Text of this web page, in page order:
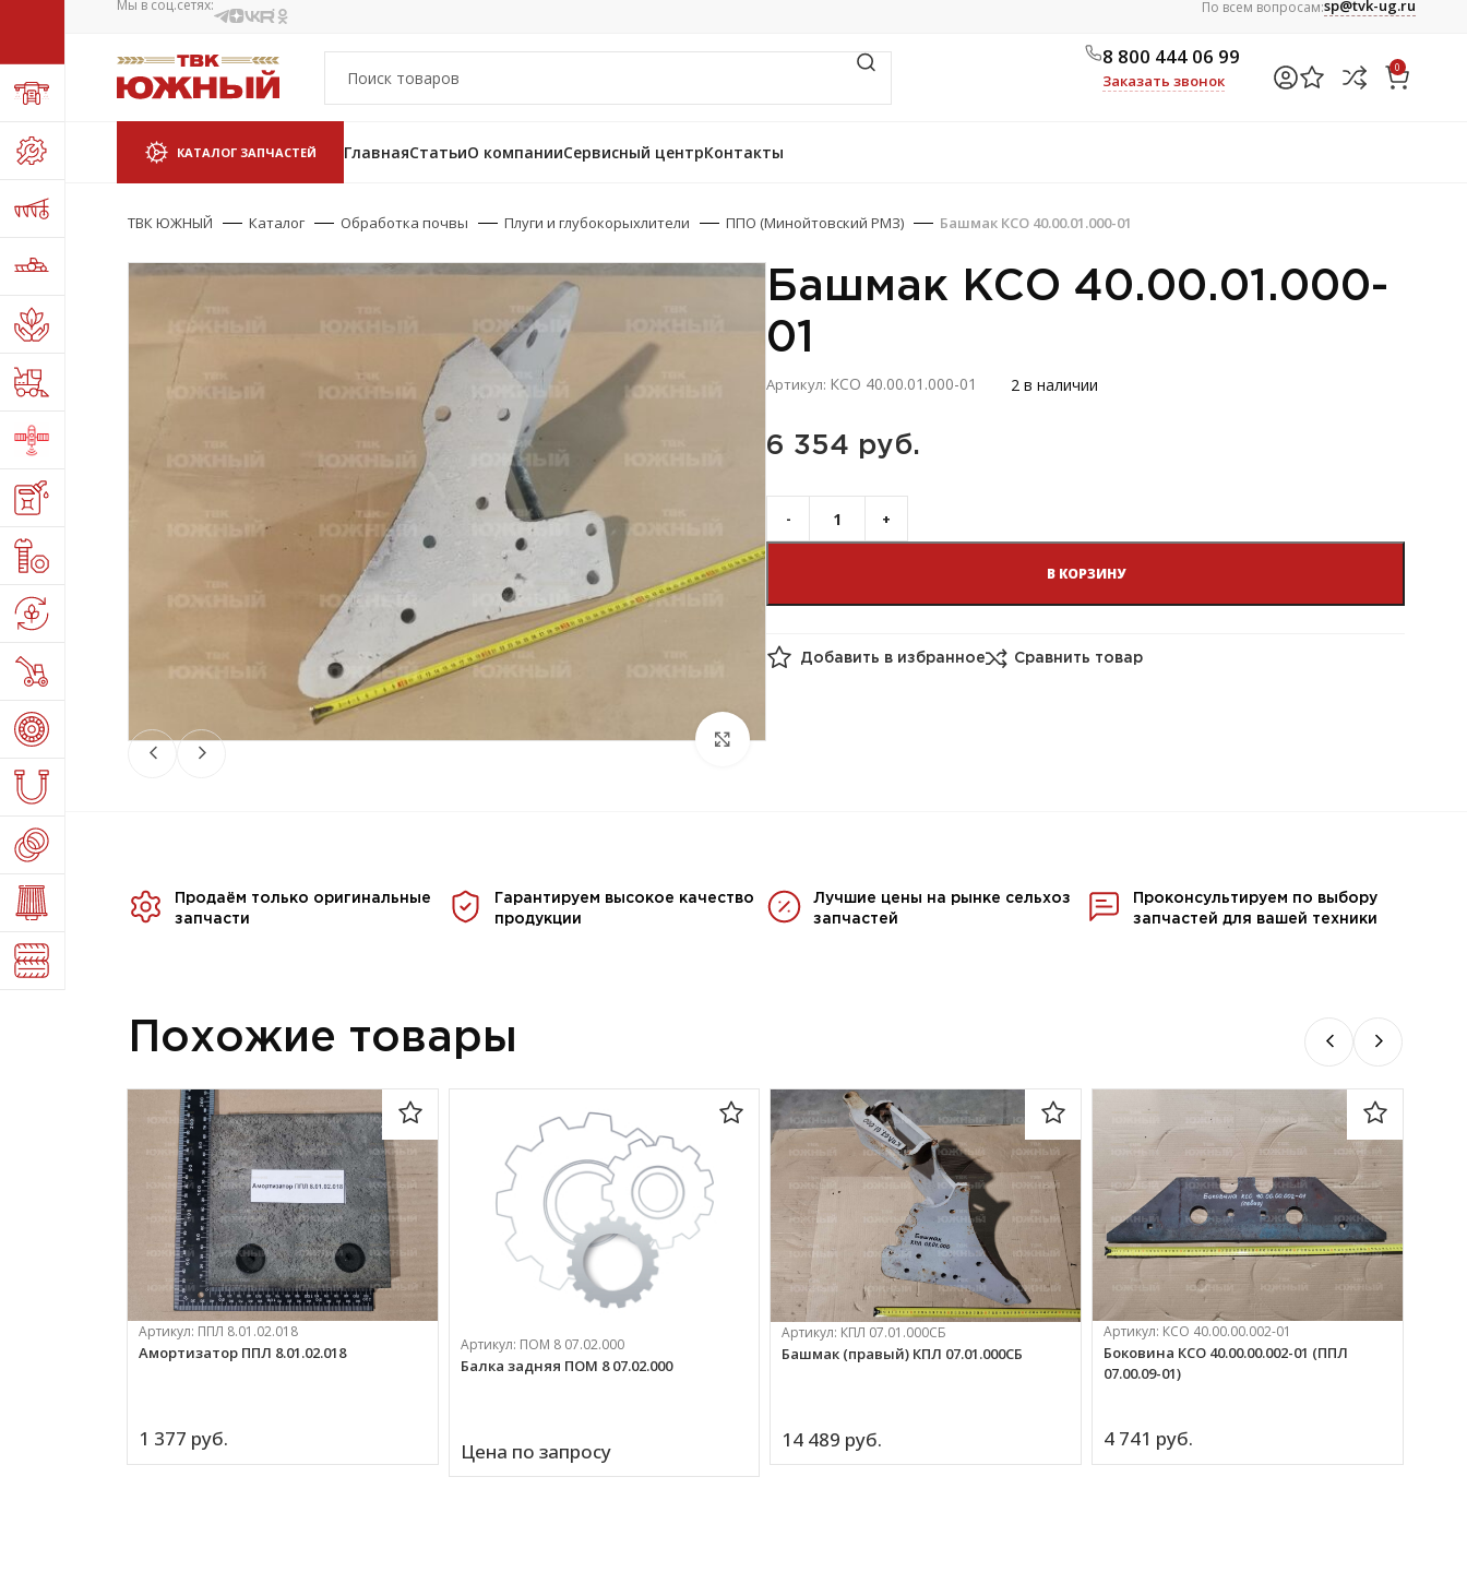
Мы в соц.сетях: По всем вопросам:sp@tvk-ug.ru
8 800 444 06 99
Заказать звонок
0
КАТАЛОГ ЗАПЧАСТЕЙ ГлавнаяСтатьиО компанииСервисный центрКонтакты
ТВК ЮЖНЫЙ Каталог Обработка почвы Плуги и глубокорыхлители ППО (Минойтовский РМЗ) Башмак КСО 40.00.01.000-01
Башмак КСО 40.00.01.000-
01
Артикул: КСО 40.00.01.000-01 2 в наличии
6 354 руб.
В КОРЗИНУ
Добавить в избранное Сравнить товар
Продаём только оригинальные
запчасти
Гарантируем высокое качество
продукции
Лучшие цены на рынке сельхоз
запчастей
Проконсультируем по выбору
запчастей для вашей техники
Похожие товары
Артикул: ППЛ 8.01.02.018
Амортизатор ППЛ 8.01.02.018
1 377 руб.
Артикул: ПОМ 8 07.02.000
Балка задняя ПОМ 8 07.02.000
Цена по запросу
Артикул: КПЛ 07.01.000СБ
Башмак (правый) КПЛ 07.01.000СБ
14 489 руб.
Артикул: КСО 40.00.00.002-01
Боковина КСО 40.00.00.002-01 (ППЛ
07.00.09-01)
4 741 руб.